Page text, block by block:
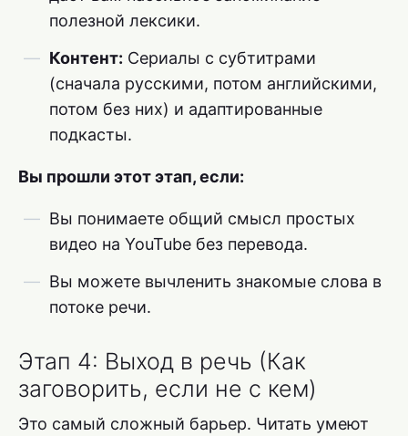
полезной лексики.
Контент: Сериалы с субтитрами
(сначала русскими, потом английскими,
потом без них) и адаптированные
подкасты.
Вы прошли этот этап, если:
Вы понимаете общий смысл простых
видео на YouTube без перевода.
Вы можете вычленить знакомые слова в
потоке речи.
Этап 4: Выход в речь (Как
заговорить, если не с кем)
Это самый сложный барьер. Читать умеют